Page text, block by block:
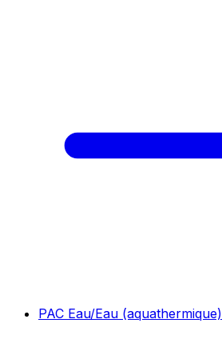
PAC Eau/Eau (aquathermique)